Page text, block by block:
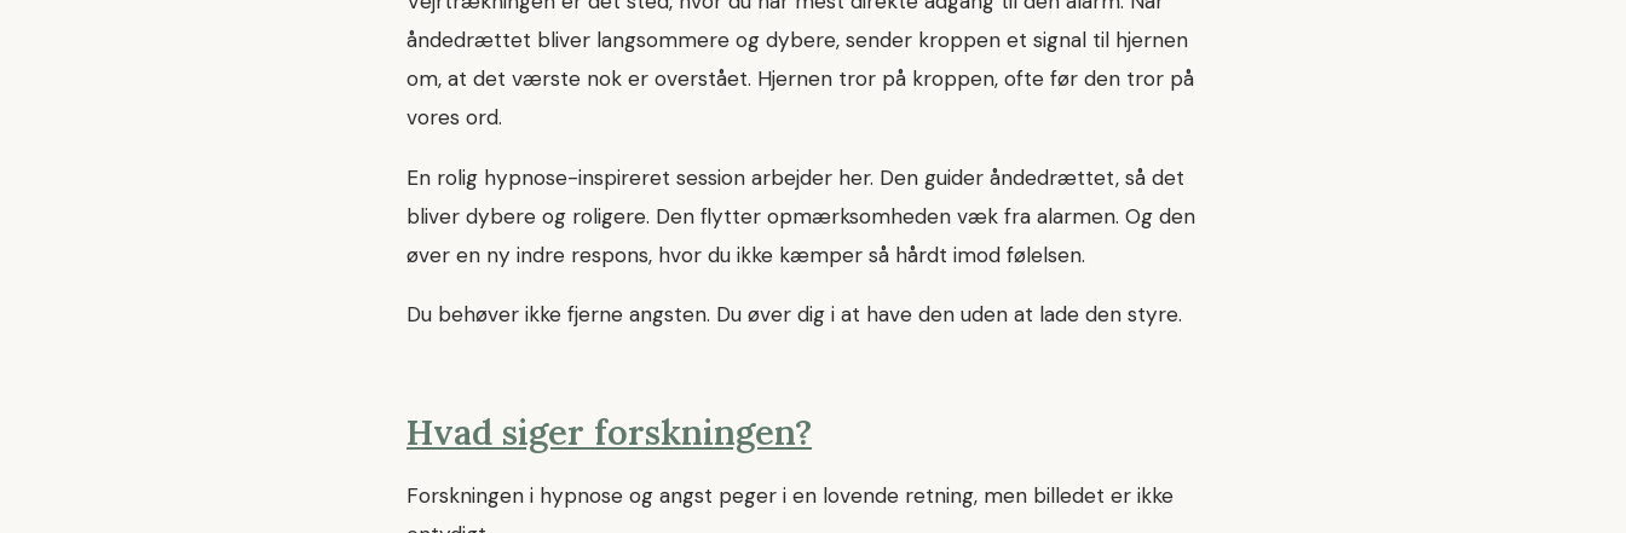
åndedrættet bliver langsommere og dybere, sender kroppen et signal til hjernen
om, at det værste nok er overstået. Hjernen tror på kroppen, ofte før den tror på
vores ord.
En rolig hypnose-inspireret session arbejder her. Den guider åndedrættet, så det
bliver dybere og roligere. Den flytter opmærksomheden væk fra alarmen. Og den
øver en ny indre respons, hvor du ikke kæmper så hårdt imod følelsen.
Du behøver ikke fjerne angsten. Du øver dig i at have den uden at lade den styre.
Hvad siger forskningen?
Forskningen i hypnose og angst peger i en lovende retning, men billedet er ikke